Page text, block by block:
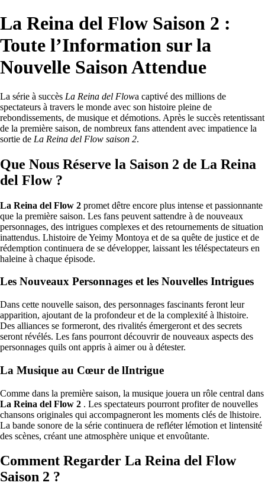
La Reina del Flow Saison 2 :
Toute l’Information sur la
Nouvelle Saison Attendue
La série à succès La Reina del Flowa captivé des millions de
spectateurs à travers le monde avec son histoire pleine de
rebondissements, de musique et démotions. Après le succès retentissant
de la première saison, de nombreux fans attendent avec impatience la
sortie de La Reina del Flow saison 2.
Que Nous Réserve la Saison 2 de La Reina
del Flow ?
La Reina del Flow 2 promet dêtre encore plus intense et passionnante
que la première saison. Les fans peuvent sattendre à de nouveaux
personnages, des intrigues complexes et des retournements de situation
inattendus. Lhistoire de Yeimy Montoya et de sa quête de justice et de
rédemption continuera de se développer, laissant les téléspectateurs en
haleine à chaque épisode.
Les Nouveaux Personnages et les Nouvelles Intrigues
Dans cette nouvelle saison, des personnages fascinants feront leur
apparition, ajoutant de la profondeur et de la complexité à lhistoire.
Des alliances se formeront, des rivalités émergeront et des secrets
seront révélés. Les fans pourront découvrir de nouveaux aspects des
personnages quils ont appris à aimer ou à détester.
La Musique au Cœur de lIntrigue
Comme dans la première saison, la musique jouera un rôle central dans
La Reina del Flow 2 . Les spectateurs pourront profiter de nouvelles
chansons originales qui accompagneront les moments clés de lhistoire.
La bande sonore de la série continuera de refléter lémotion et lintensité
des scènes, créant une atmosphère unique et envoûtante.
Comment Regarder La Reina del Flow
Saison 2 ?